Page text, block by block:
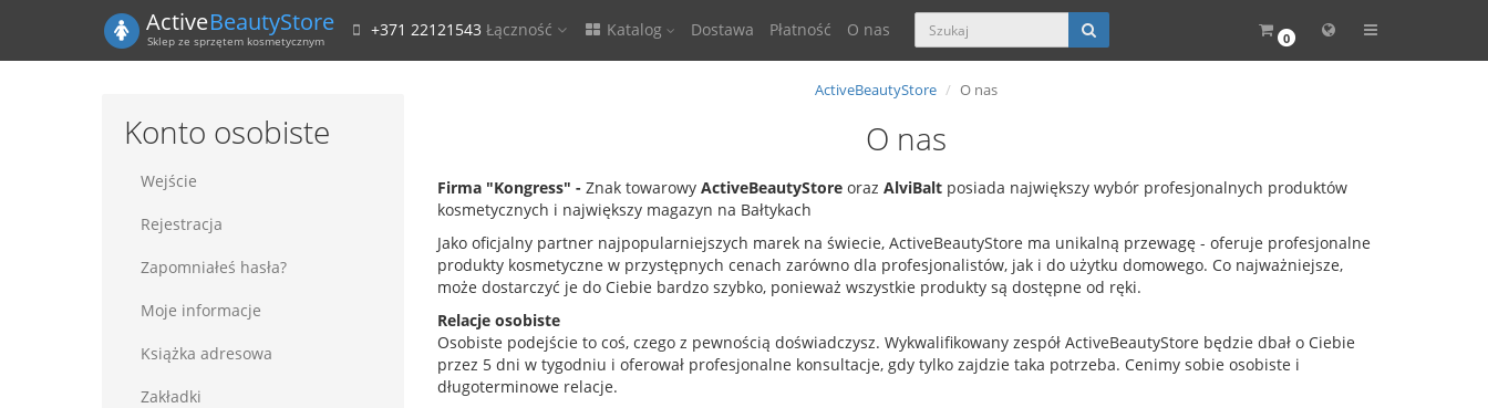
ActiveBeautyStore
Sklep ze sprzętem kosmetycznym
+371 22121543 Łączność Katalog Dostawa Płatność O nas 0
Konto osobiste
Wejście
Rejestracja
Zapomniałeś hasła?
Moje informacje
Książka adresowa
Zakładki
ActiveBeautyStore O nas
O nas
Firma "Kongress" - Znak towarowy ActiveBeautyStoreoraz AlviBaltposiada największy wybór profesjonalnych produktów
kosmetycznych i największy magazyn na Bałtykach
Jako oficjalny partner najpopularniejszych marek na świecie, ActiveBeautyStore ma unikalną przewagę - oferuje profesjonalne
produkty kosmetyczne w przystępnych cenach zarówno dla profesjonalistów, jak i do użytku domowego. Co najważniejsze,
może dostarczyć je do Ciebie bardzo szybko, ponieważ wszystkie produkty są dostępne od ręki.
Relacje osobiste
Osobiste podejście to coś, czego z pewnością doświadczysz. Wykwalifikowany zespół ActiveBeautyStore będzie dbał o Ciebie
przez 5 dni w tygodniu i oferował profesjonalne konsultacje, gdy tylko zajdzie taka potrzeba. Cenimy sobie osobiste i
długoterminowe relacje.